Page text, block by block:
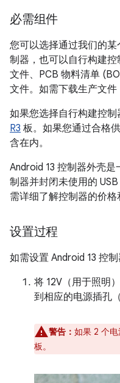
必需组件
您可以选择通过我们的某
制器，也可以自行构建
文件、PCB 物料清单
文件。如需下载生产文件
如果您选择自行构建控
R3 板。如果您通过合格
含在内。
Android 13 控制器外壳
制器并封闭未使用的
需详细了解控制器的价格
设置过程
如需设置 Android 13 控
将 12V（用于照明
到相应的电源插孔
警告： 如果 2 个
板。